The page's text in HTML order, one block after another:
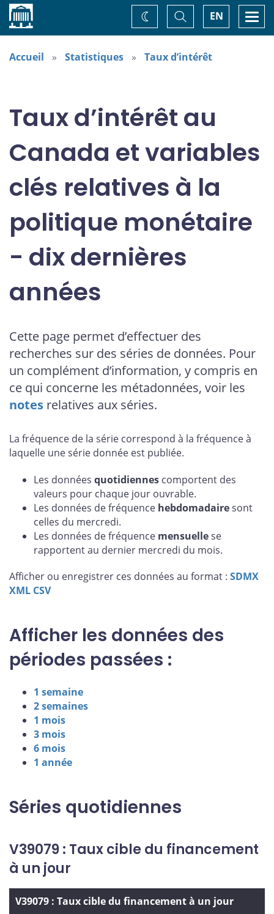
Accueil EN
Basculer
la
recherche
Changez
de
thème
Accueil Statistiques Taux d’intérêt
Taux d’intérêt au
Canada et variables
clés relatives à la
politique monétaire
- dix dernières
années
Cette page permet d’effectuer des
recherches sur des séries de données. Pour
un complément d’information, y compris en
ce qui concerne les métadonnées, voir les
notes relatives aux séries.
La fréquence de la série correspond à la fréquence à
laquelle une série donnée est publiée.
Les données quotidiennes comportent des
valeurs pour chaque jour ouvrable.
Les données de fréquence hebdomadairesont
celles du mercredi.
Les données de fréquence mensuellese
rapportent au dernier mercredi du mois.
Afficher ou enregistrer ces données au format : SDMX
XML CSV
Afficher les données des
périodes passées :
1 semaine
2 semaines
1 mois
3 mois
6 mois
1 année
Séries quotidiennes
V39079 : Taux cible du financement
à un jour
V39079 : Taux cible du financement à un jour